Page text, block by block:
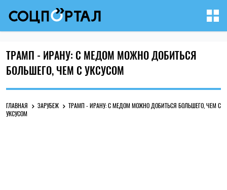
ТРАМП - ИРАНУ: С МЕДОМ МОЖНО ДОБИТЬСЯ
БОЛЬШЕГО, ЧЕМ С УКСУСОМ
ГЛАВНАЯ ЗАРУБЕЖ
ТРАМП - ИРАНУ: С МЕДОМ МОЖНО ДОБИТЬСЯ БОЛЬШЕГО, ЧЕМ С
УКСУСОМ